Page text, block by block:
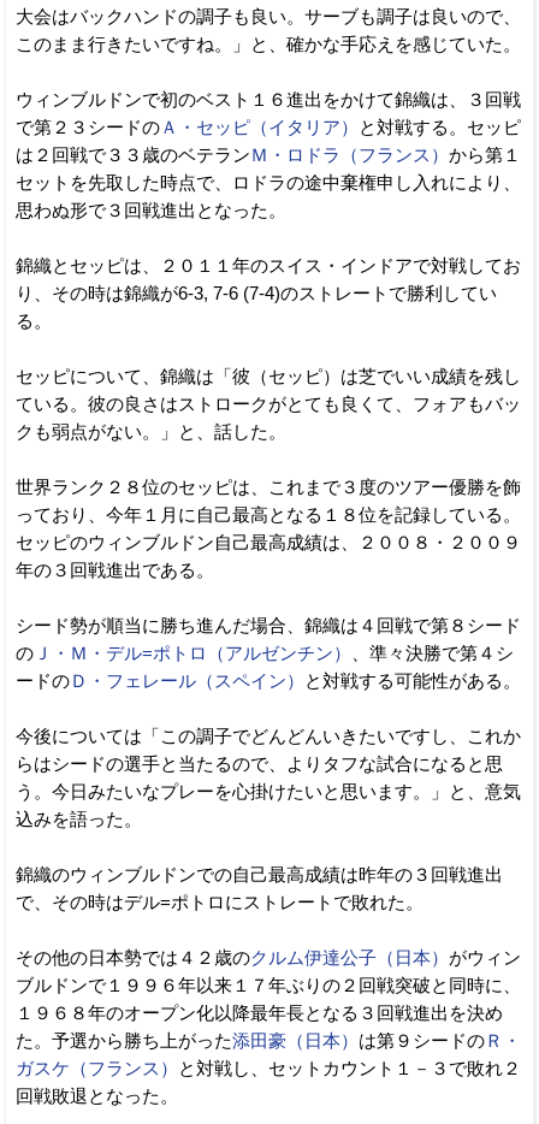
大会はバックハンドの調子も良い。サーブも調子は良いので、
このまま行きたいですね。」と、確かな手応えを感じていた。
ウィンブルドンで初のベスト１６進出をかけて錦織は、３回戦
で第２３シードのＡ・セッピ（イタリア）
と対戦する。セッピ
は２回戦で３３歳のベテランＭ・ロドラ（フランス） から第１
セットを先取した時点で、ロドラの途中棄権申し入れにより、
思わぬ形で３回戦進出となった。
錦織とセッピは、２０１１年のスイス・インドアで対戦してお
り、その時は錦織が6-3, 7-6 (7-4)のストレートで勝利してい
る。
セッピについて、錦織は「彼（セッピ）は芝でいい成績を残し
ている。彼の良さはストロークがとても良くて、フォアもバッ
クも弱点がない。」と、話した。
世界ランク２８位のセッピは、これまで３度のツアー優勝を飾
っており、今年１月に自己最高となる１８位を記録している。
セッピのウィンブルドン自己最高成績は、２００８・２００９
年の３回戦進出である。
シード勢が順当に勝ち進んだ場合、錦織は４回戦で第８シード
の Ｊ・Ｍ・デル=ポトロ（アルゼンチン）
、準々決勝で第４シ
ードのＤ・フェレール（スペイン） と対戦する可能性がある。
今後については「この調子でどんどんいきたいですし、これか
らはシードの選手と当たるので、よりタフな試合になると思
う。今日みたいなプレーを心掛けたいと思います。」と、意気
込みを語った。
錦織のウィンブルドンでの自己最高成績は昨年の３回戦進出
で、その時はデル=ポトロにストレートで敗れた。
その他の日本勢では４２歳のクルム伊達公子（日本） がウィン
ブルドンで１９９６年以来１７年ぶりの２回戦突破と同時に、
１９６８年のオープン化以降最年長となる３回戦進出を決め
た。予選から勝ち上がった添田豪（日本） は第９シードのＲ・
ガスケ（フランス）
と対戦し、セットカウント１－３で敗れ２
回戦敗退となった。